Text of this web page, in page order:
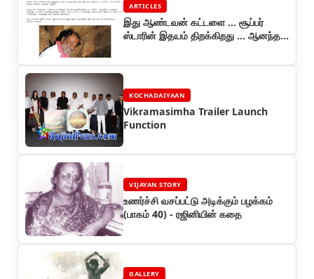
ARTICLES
இது ஆண்டவன் கட்டளை ... சூப்பர்
ஸ்டாரின் இதயம் திறக்கிறது ... ஆனந்த
KOCHADAIYAAN
Vikramasimha Trailer Launch
Function
VIJAYAN STORY
உணர்ச்சி வசப்பட்டு அடிக்கும் பழக்கம்
(பாகம் 40) - ரஜினியின் கதை
GALLERY